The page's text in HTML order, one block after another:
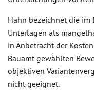
Hahn bezeichnet die
Unterlagen als
in Anbetracht der
Bauamt gewählten
objektiven
nicht geeignet.